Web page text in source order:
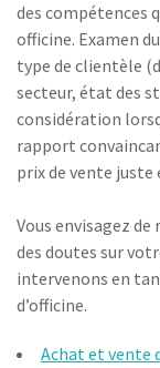
des compétences
officine. Examen
type de clientèle
secteur, état des
considération
rapport
prix de vente
Vous envisagez de
des doutes sur
intervenons en
d’officine.
Achat et vente